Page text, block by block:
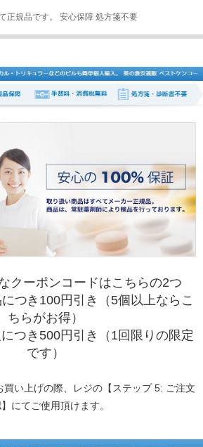
正規品です。 安心保障 処方箋不要
クーポンコードはこちらの2つ
つき100円引き（5個以上ならこ
ちらがお得）
つき500円引き（1回限りの限定
です）
買い上げの際、レジの【ステップ 5: ご注文
にてご使用頂けます。